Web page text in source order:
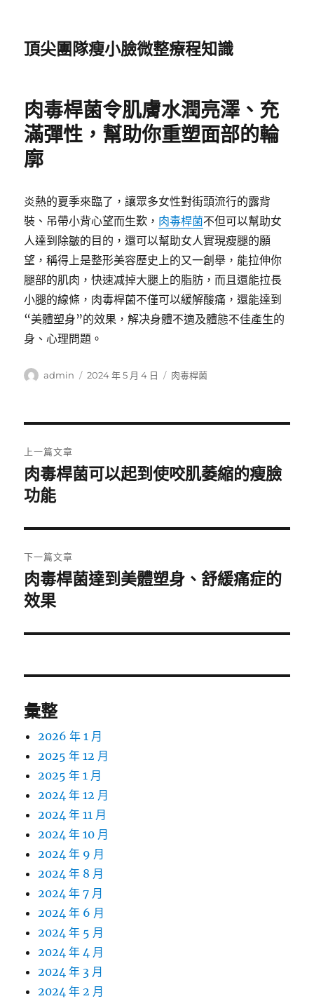
頂尖團隊瘦小臉微整療程知識
肉毒桿菌令肌膚水潤亮澤、充
滿彈性，幫助你重塑面部的輪
廓
炎熱的夏季來臨了，讓眾多女性對街頭流行的露背
裝、吊帶小背心望而生歎， 肉毒桿菌不但可以幫助女
人達到除皺的目的，還可以幫助女人實現瘦腿的願
望，稱得上是整形美容歷史上的又一創舉，能拉伸你
腿部的肌肉，快速减掉大腿上的脂肪，而且還能拉長
小腿的線條，肉毒桿菌不僅可以緩解酸痛，還能達到
“美體塑身”的效果，解决身體不適及體態不佳產生的
身、心理問題。
作
admin
發
2024 年 5 月 4 日
分
肉毒桿菌
章
導
覽
上一篇文章
上
一
文
章:
肉毒桿菌可以起到使咬肌萎縮的瘦臉
功能
下一篇文章
下
一
文
肉毒桿菌達到美體塑身、舒緩痛症的
效果
彙整
2026 年 1 月
2025 年 12 月
2025 年 1 月
2024 年 12 月
2024 年 11 月
2024 年 10 月
2024 年 9 月
2024 年 8 月
2024 年 7 月
2024 年 6 月
2024 年 5 月
2024 年 4 月
2024 年 3 月
2024 年 2 月